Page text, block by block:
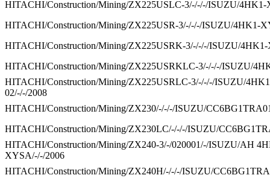
HITACHI/Construction/Mining/ZX225USLC-3/-/-/-/ISUZU/4HK1-
HITACHI/Construction/Mining/ZX225USR-3/-/-/-/ISUZU/4HK1-
HITACHI/Construction/Mining/ZX225USRK-3/-/-/-/ISUZU/
HITACHI/Construction/Mining/ZX225USRKLC-3/-/-/-/ISUZU/
HITACHI/Construction/Mining/ZX225USRLC-3/-/-/-/ISUZU/
02/-/-/2008
HITACHI/Construction/Mining/ZX230/-/-/-/ISUZU/
HITACHI/Construction/Mining/ZX230LC/-/-/-/ISUZU/
HITACHI/Construction/Mining/ZX240-3/-/020001/-/ISUZU/AH
XYSA/-/-/2006
HITACHI/Construction/Mining/ZX240H/-/-/-/ISUZU/